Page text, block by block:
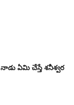
ఏమి చేస్తే శనీశ్వర